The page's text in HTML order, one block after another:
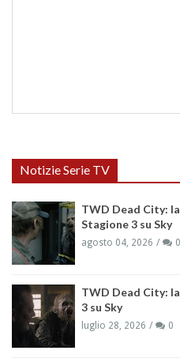
Notizie Serie TV
TWD Dead City:
Stagione 3 su Sky
agosto 04, 2026 0
TWD Dead City:
3 su Sky
luglio 28, 2026 0